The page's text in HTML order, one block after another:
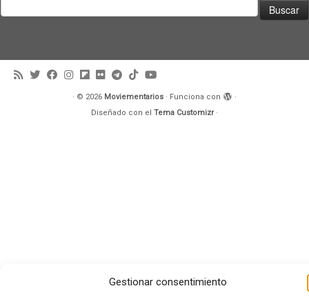
Gestionar consentimiento
· © 2026 Moviementarios · Funciona con
·
Diseñado con el Tema Customizr·